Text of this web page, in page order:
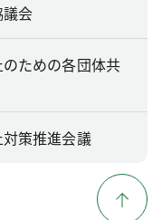
会
ための各団体共
策推進会議